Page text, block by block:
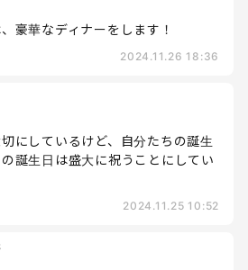
豪華なディナーをします！
2024.11.26 18:36
にしているけど、自分たちの誕生
誕生日は盛大に祝うことにしてい
2024.11.25 10:52